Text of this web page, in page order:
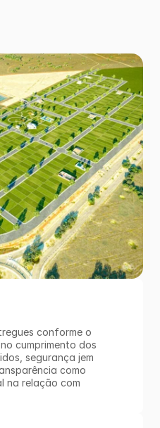
conforme o
cumprimento dos
segurança jem
como
na relação com